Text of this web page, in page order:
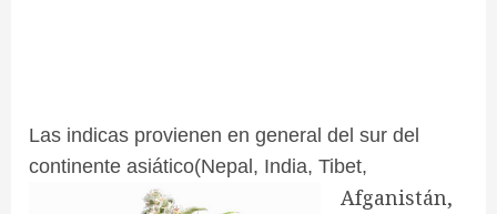
Las indicas provienen en general del sur del
continente asiático(Nepal, India, Tibet,
Afganistán,